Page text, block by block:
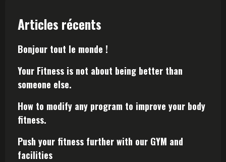
Articles récents
Bonjour tout le monde !
Your Fitness is not about being better than
someone else.
How to modify any program to improve your body
fitness.
Push your fitness further with our GYM and
facilities